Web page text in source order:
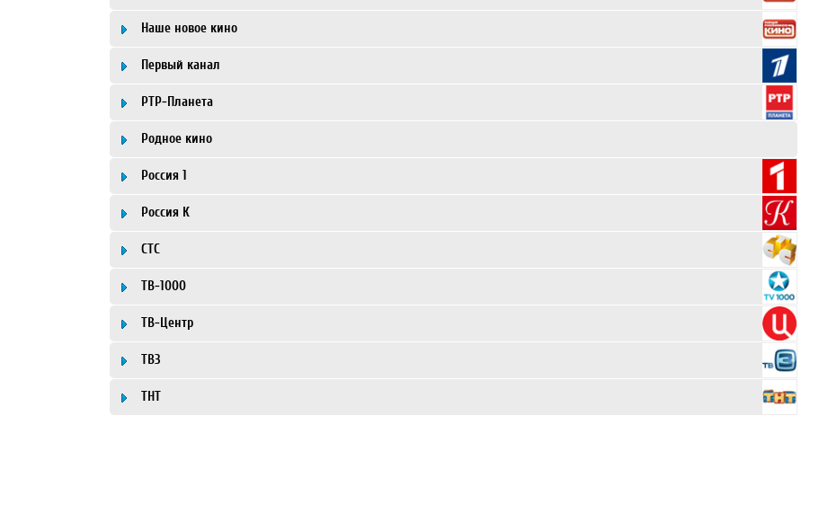
Наше новое кино
Первый канал
РТР-Планета
Родное кино
Россия 1
Россия К
СТС
ТВ-1000
ТВ-Центр
ТВ3
ТНТ